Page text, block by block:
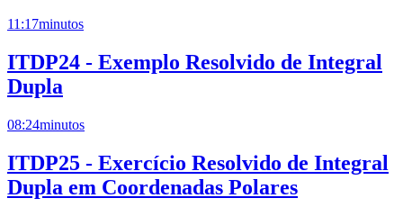
11:17minutos
ITDP24 - Exemplo Resolvido de Integral
Dupla
08:24minutos
ITDP25 - Exercício Resolvido de Integral
Dupla em Coordenadas Polares